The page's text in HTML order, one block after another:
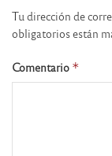
Tu dirección de
obligatorios están
Comentario *